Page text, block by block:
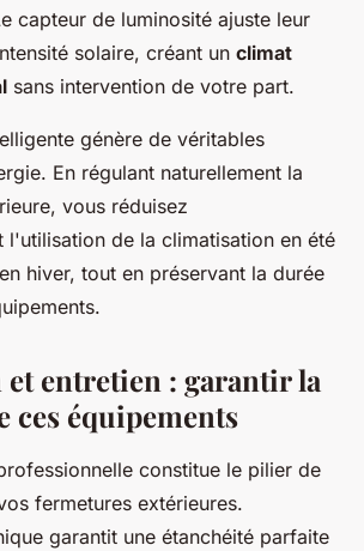
capteur de luminosité ajuste leur
solaire, créant un climat
sans intervention de votre part.
génère de véritables
En régulant naturellement la
vous réduisez
l'utilisation de la climatisation en été
hiver, tout en préservant la durée
entretien : garantir la
ces équipements
constitue le pilier de
fermetures extérieures.
garantit une étanchéité parfaite